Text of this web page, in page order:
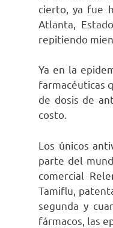
cierto, ya fue
Atlanta,
repitiendo
Ya en la
farmacéuticas
de dosis de
costo.
Los únicos
parte del
comercial
Tamiflu,
segunda y
fármacos, las